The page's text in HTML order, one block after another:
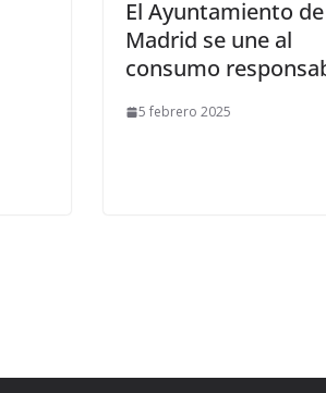
El Ayuntamiento de
Madrid se une al
consumo
5 febrero 2025